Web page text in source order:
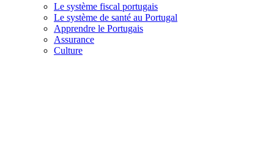
Le système fiscal portugais
Le système de santé au Portugal
Apprendre le Portugais
Assurance
Culture